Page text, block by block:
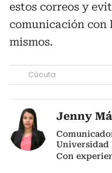
estos correos y
comunicación con
mismos.
Cúcuta
Jenny
Universidad
Con